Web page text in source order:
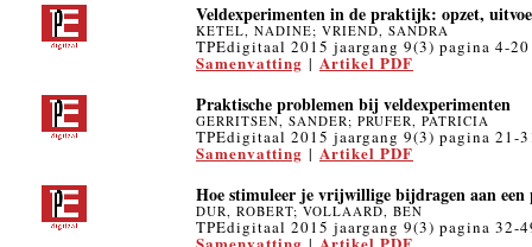
Veldexperimenten in de praktijk: opzet,
KETEL, NADINE; VRIEND, SANDRA
TPEdigitaal 2015 jaargang 9(3) pagina 4-20
Samenvatting | Artikel PDF
Praktische problemen bij veldexperimenten
GERRITSEN, SANDER; PRUFER, PATRICIA
TPEdigitaal 2015 jaargang 9(3) pagina 21-
Samenvatting | Artikel PDF
Hoe stimuleer je vrijwillige bijdragen aan een
DUR, ROBERT; VOLLAARD, BEN
TPEdigitaal 2015 jaargang 9(3) pagina 32-